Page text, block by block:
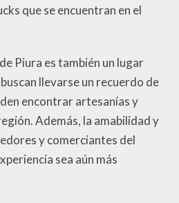
que se encuentran en el
Piura es también un lugar
llevarse un recuerdo de
encontrar artesanías y
Además, la amabilidad y
y comerciantes del
sea aún más